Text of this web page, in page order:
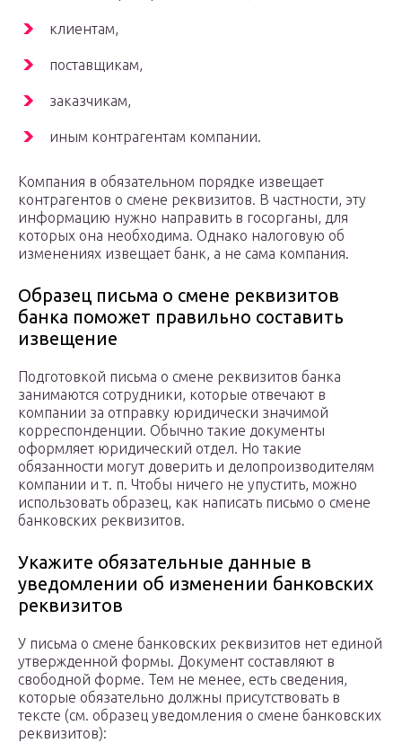
клиентам,
поставщикам,
заказчикам,
иным контрагентам компании.
Компания в обязательном порядке извещает
контрагентов о смене реквизитов. В частности, эту
информацию нужно направить в госорганы, для
которых она необходима. Однако налоговую об
изменениях извещает банк, а не сама компания.
Образец письма о смене реквизитов
банка поможет правильно составить
извещение
Подготовкой письма о смене реквизитов банка
занимаются сотрудники, которые отвечают в
компании за отправку юридически значимой
корреспонденции. Обычно такие документы
оформляет юридический отдел. Но такие
обязанности могут доверить и делопроизводителям
компании и т. п. Чтобы ничего не упустить, можно
использовать образец, как написать письмо о смене
банковских реквизитов.
Укажите обязательные данные в
уведомлении об изменении банковских
реквизитов
У письма о смене банковских реквизитов нет единой
утвержденной формы. Документ составляют в
свободной форме. Тем не менее, есть сведения,
которые обязательно должны присутствовать в
тексте (см. образец уведомления о смене банковских
реквизитов):